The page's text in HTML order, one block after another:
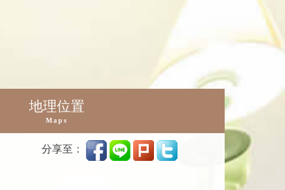
地理位置
Maps
分享至：